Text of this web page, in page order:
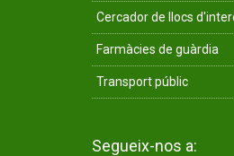
Cercador de llocs
Farmàcies de guàrdia
Transport públic
Segueix-nos a: